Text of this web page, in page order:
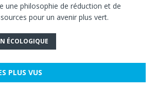
une philosophie de réduction et de
pour un avenir plus vert.
ÉCOLOGIQUE
PLUS VUS